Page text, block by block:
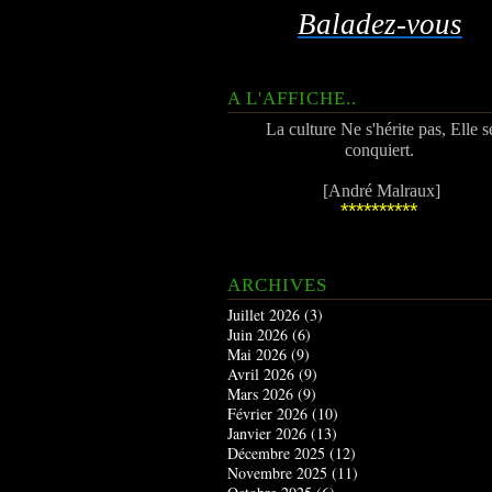
Baladez-vous
A L'AFFICHE..
La culture Ne s'hérite pas, Elle
conquiert.
[André Malraux]
**********
ARCHIVES
Juillet 2026 (3)
Juin 2026 (6)
Mai 2026 (9)
Avril 2026 (9)
Mars 2026 (9)
Février 2026 (10)
Janvier 2026 (13)
Décembre 2025 (12)
Novembre 2025 (11)